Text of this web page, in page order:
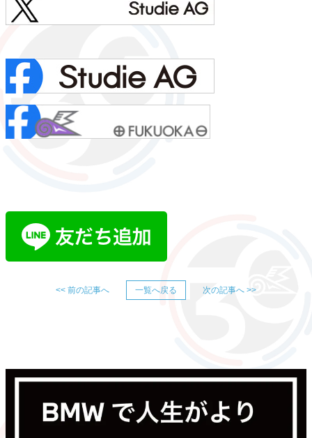
<< 前の記事へ 一覧へ戻る 次の記事へ >>